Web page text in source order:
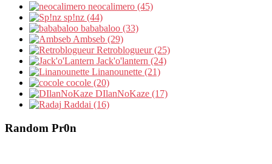
neocalimero (45)
sp!nz (44)
bababaloo (33)
Ambseb (29)
Retroblogueur (25)
Jack'o'lantern (24)
Linanounette (21)
cocole (20)
DIlanNoKaze (17)
Raddai (16)
Random Pr0n